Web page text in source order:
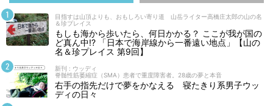
目指すは山頂よりも、おもしろい寄り道 山岳ライター高橋庄太郎の山の名
＆珍プレイス
もしも海から歩いたら、何日かかる？ ここが我が国の
ど真ん中!? 「日本で海岸線から一番遠い地点」【山の
名＆珍プレイス 第9回】
新刊 : ウッディ
脊髄性筋萎縮症（SMA）患者で重度障害者。28歳の夢と本音
右手の指先だけで夢をかなえる 寝たきり系男子ウッ
ディの日々